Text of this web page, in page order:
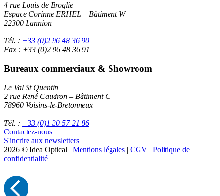
4 rue Louis de Broglie
Espace Corinne ERHEL – Bâtiment W
22300 Lannion
Tél. : +33 (0)2 96 48 36 90
Fax : +33 (0)2 96 48 36 91
Bureaux commerciaux & Showroom
Le Val St Quentin
2 rue René Caudron – Bâtiment C
78960 Voisins-le-Bretonneux
Tél. : +33 (0)1 30 57 21 86
Contactez-nous
S'incrire aux newsletters
2026 © Idea Optical | Mentions légales | CGV | Politique de
confidentialité